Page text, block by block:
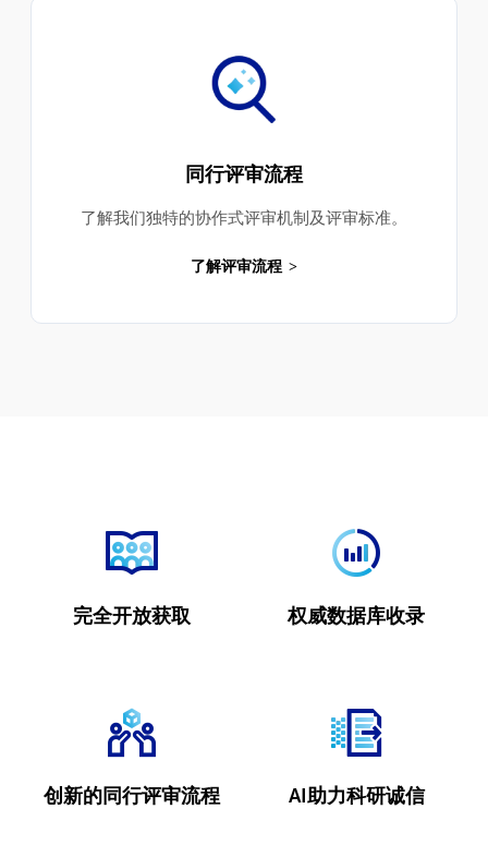
同行评审流程
了解我们独特的协作式评审机制及评审标准。
了解评审流程
完全开放获取 权威数据库收录
创新的同行评审流程 AI助力科研诚信